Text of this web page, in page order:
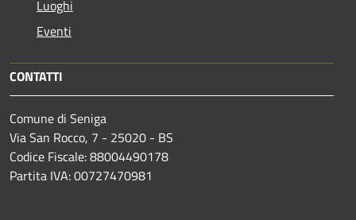
Luoghi
Eventi
CONTATTI
Comune di Seniga
Via San Rocco, 7 - 25020 - BS
Codice Fiscale: 88004490178
Partita IVA: 00727470981